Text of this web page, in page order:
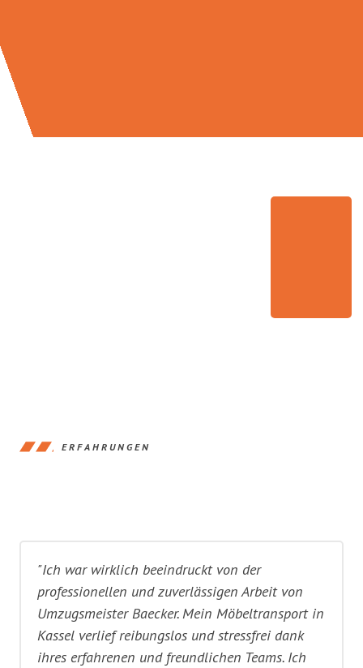
ERFAHRUNGEN
"Ich war wirklich beeindruckt von der
professionellen und zuverlässigen Arbeit von
Umzugsmeister Baecker. Mein Möbeltransport in
Kassel verlief reibungslos und stressfrei dank
ihres erfahrenen und freundlichen Teams. Ich